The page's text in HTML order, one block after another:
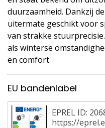
duurzaamheid. Dankzij
uitermate geschikt voor
van strakke
als winterse
en comfort.
EU bandenlabel
EPREL ID:
https://